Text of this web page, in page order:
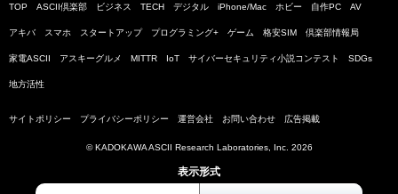
TOP ASCII倶楽部 ビジネス TECH デジタル iPhone/Mac ホビー 自作PC AV
アキバ スマホ スタートアップ プログラミング+ ゲーム 格安SIM 倶楽部情報局
家電ASCII アスキーグルメ MITTR IoT サイバーセキュリティ小説コンテスト SDGs
地方活性
サイトポリシー プライバシーポリシー 運営会社 お問い合わせ 広告掲載
© KADOKAWA ASCII Research Laboratories, Inc. 2026
表示形式